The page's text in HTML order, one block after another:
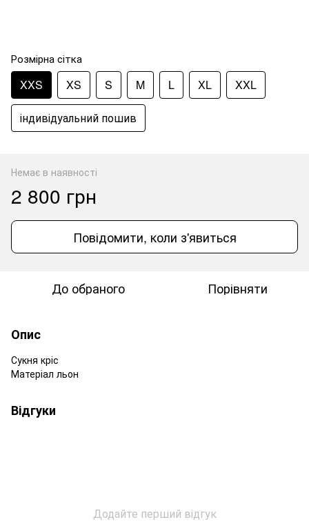
Розмірна сітка
XXS XS S M L XL XXL
індивідуальний пошив
Немає в наявності
2 800 грн
Повідомити, коли з'явиться
До обраного Порівняти
Опис
Сукня кріс
Матеріал льон
Відгуки
Додайте перший відгук